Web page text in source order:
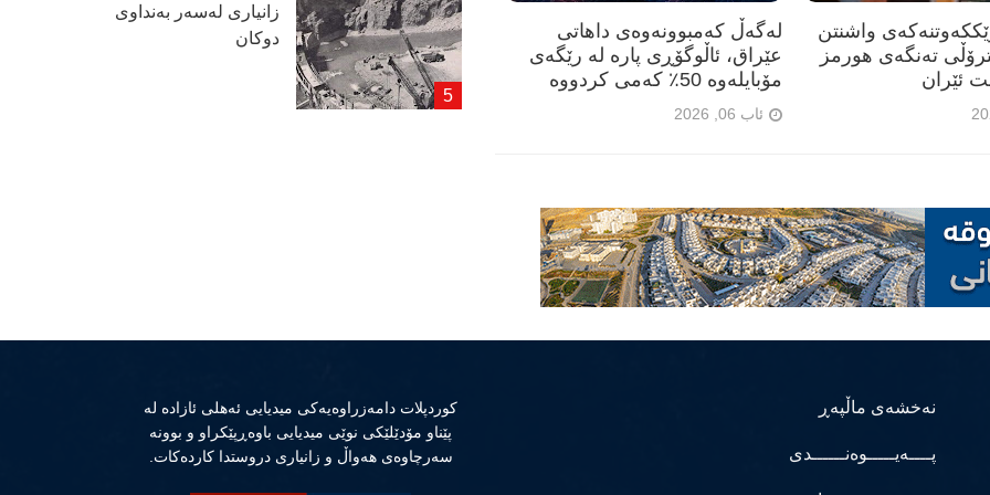
لەگەڵ کەمبوونەوەی داهاتی
عێراق، ئاڵوگۆڕی پارە لە رێگەی
مۆبایلەوە 50٪ کەمی کردووە
ئاب 06, 2026
واشنتن
تەنگەی هورمز
ئێران
زانیاری لەسەر بەنداوی
دوكان
نەخشەی ماڵپەڕ
پــــەیـــــوەنــــــدی
كوردپلات دامەزراوەیەكی میدیایی ئەهلی ئازادە لە
پێناو مۆدێلێكی نوێی میدیایی باوەڕپێكراو و بوونە
سەرچاوەی هەواڵ و زانیاری دروستدا كاردەكات.